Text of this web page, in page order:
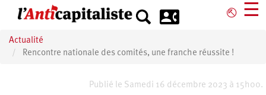
principal
⎋ ☰
Actualité
Rencontre nationale des comités, une franche réussite !
Publié le Samedi 16 décembre 2023 à 15h00.